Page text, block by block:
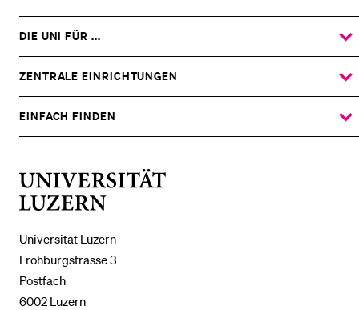
Universität Luzern
Frohburgstrasse 3
Postfach
6002 Luzern
DIE UNI FÜR ...
ZEIGE
DAS
UNTERMENÜ
ZENTRALE EINRICHTUNGEN
ZEIGE
DAS
UNTERMENÜ
EINFACH FINDEN
ZEIGE
DAS